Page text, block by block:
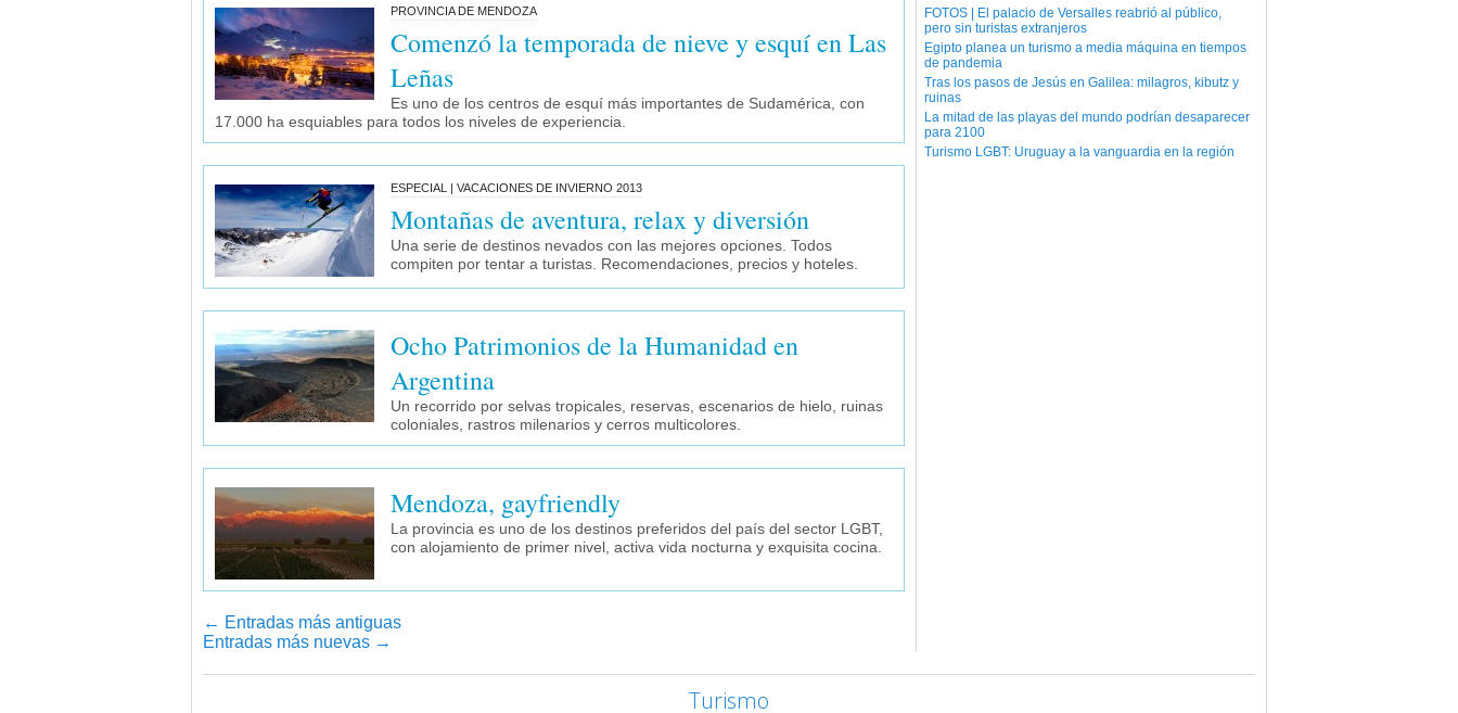
FOTOS | El palacio de Versalles reabrió al público,
pero sin turistas extranjeros
Egipto planea un turismo a media máquina en tiempos
de pandemia
Tras los pasos de Jesús en Galilea: milagros, kibutz y
ruinas
La mitad de las playas del mundo podrían desaparecer
para 2100
Turismo LGBT: Uruguay a la vanguardia en la región
PROVINCIA DE MENDOZA
Comenzó la temporada de nieve y esquí en Las
Leñas
Es uno de los centros de esquí más importantes de Sudamérica, con
17.000 ha esquiables para todos los niveles de experiencia.
ESPECIAL | VACACIONES DE INVIERNO 2013
Montañas de aventura, relax y diversión
Una serie de destinos nevados con las mejores opciones. Todos
compiten por tentar a turistas. Recomendaciones, precios y hoteles.
Ocho Patrimonios de la Humanidad en
Argentina
Un recorrido por selvas tropicales, reservas, escenarios de hielo, ruinas
coloniales, rastros milenarios y cerros multicolores.
Mendoza, gayfriendly
La provincia es uno de los destinos preferidos del país del sector LGBT,
con alojamiento de primer nivel, activa vida nocturna y exquisita cocina.
Navegador de artículos
← Entradas más antiguas
Entradas más nuevas →
Turismo